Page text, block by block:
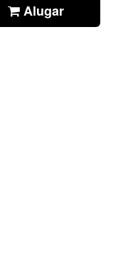
Alugar